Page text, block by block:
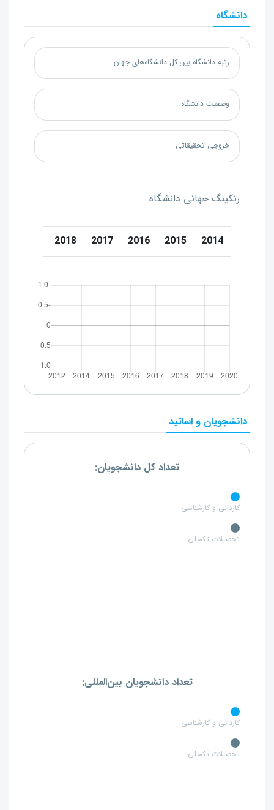
دانشگاه
رتبه دانشگاه بین کل دانشگاه‌های جهان
وضعیت دانشگاه
خروجی تحقیقاتی
رنکینگ جهانی دانشگاه
2014
2015
2016
2017
2018
دانشجویان و اساتید
تعداد کل دانشجویان:
کاردانی و کارشناسی
تحصبلات تکمیلی
تعداد دانشجویان بین‌المللی:
کاردانی و کارشناسی
تحصبلات تکمیلی